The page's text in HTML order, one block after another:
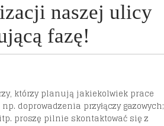
naszej ulicy
fazę!
którzy planują jakiekolwiek prace
doprowadzenia przyłączy gazowych;
proszę pilnie skontaktować się z